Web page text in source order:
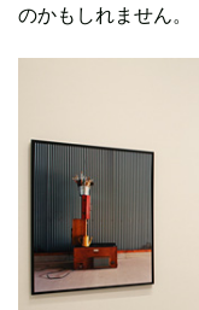
のかもしれません。